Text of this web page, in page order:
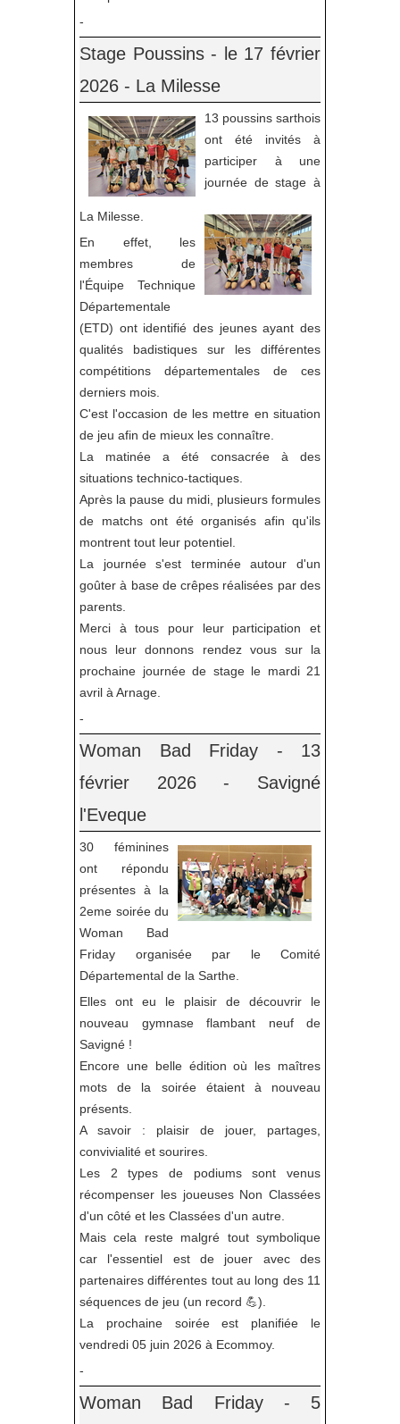
-
Stage Poussins - le 17 février
2026 - La Milesse
13 poussins sarthois
ont été invités à
participer à une
journée de stage à
La Milesse.
En effet, les
membres de
l'Équipe Technique
Départementale
(ETD) ont identifié des jeunes ayant des
qualités badistiques sur les différentes
compétitions départementales de ces
derniers mois.
C'est l'occasion de les mettre en situation
de jeu afin de mieux les connaître.
La matinée a été consacrée à des
situations technico-tactiques.
Après la pause du midi, plusieurs formules
de matchs ont été organisés afin qu'ils
montrent tout leur potentiel.
La journée s'est terminée autour d'un
goûter à base de crêpes réalisées par des
parents.
Merci à tous pour leur participation et
nous leur donnons rendez vous sur la
prochaine journée de stage le mardi 21
avril à Arnage.
-
Woman Bad Friday - 13
février 2026 - Savigné
l'Eveque
30 féminines
ont répondu
présentes à la
2eme soirée du
Woman Bad
Friday organisée par le Comité
Départemental de la Sarthe.
Elles ont eu le plaisir de découvrir le
nouveau gymnase flambant neuf de
Savigné !
Encore une belle édition où les maîtres
mots de la soirée étaient à nouveau
présents.
A savoir : plaisir de jouer, partages,
convivialité et sourires.
Les 2 types de podiums sont venus
récompenser les joueuses Non Classées
d'un côté et les Classées d'un autre.
Mais cela reste malgré tout symbolique
car l'essentiel est de jouer avec des
partenaires différentes tout au long des 11
séquences de jeu (un record 💪).
La prochaine soirée est planifiée le
vendredi 05 juin 2026 à Ecommoy.
-
Woman Bad Friday - 5